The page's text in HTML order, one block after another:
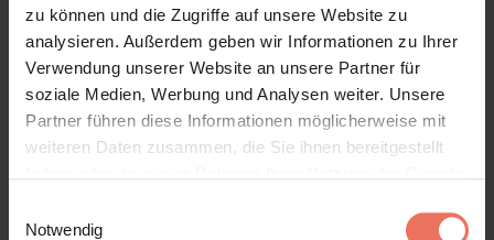
zu können und die Zugriffe auf unsere Website zu
analysieren. Außerdem geben wir Informationen zu Ihrer
Verwendung unserer Website an unsere Partner für
soziale Medien, Werbung und Analysen weiter. Unsere
Partner führen diese Informationen möglicherweise mit
weiteren Daten zusammen, die Sie ihnen bereitgestellt
Cookies, wenn Sie unsere Webseite weiterhin nutzen.
Notwendig
Logo Salmon